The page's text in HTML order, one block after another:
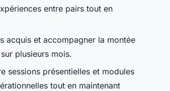
entre pairs tout en
acquis et accompagner la montée
plusieurs mois.
sessions présentielles et modules
tout en maintenant